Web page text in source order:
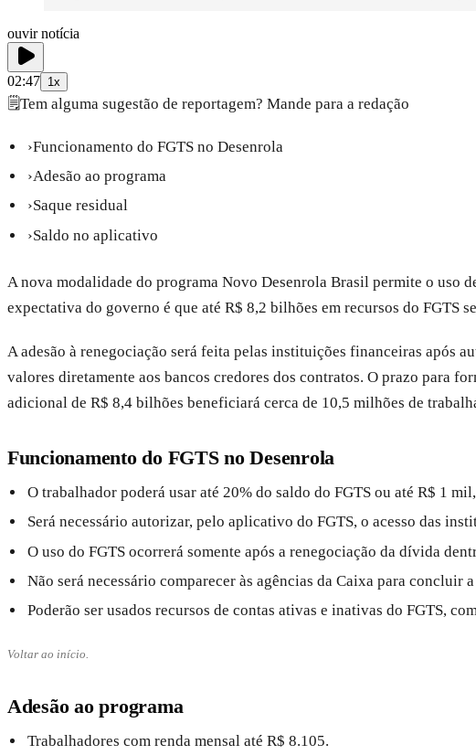
ouvir notícia
02:47 1x
🗒️Tem alguma sugestão de reportagem? Mande para a redação
›Funcionamento do FGTS no Desenrola
›Adesão ao programa
›Saque residual
›Saldo no aplicativo
A nova modalidade do programa Novo Desenrola Brasil permite o uso
expectativa do governo é que até R$ 8,2 bilhões em recursos do
A adesão à renegociação será feita pelas instituições financeiras após
valores diretamente aos bancos credores dos contratos. O prazo para
adicional de R$ 8,4 bilhões beneficiará cerca de 10,5 milhões de
Funcionamento do FGTS no Desenrola
O trabalhador poderá usar até 20% do saldo do FGTS ou até R$ 1
Será necessário autorizar, pelo aplicativo do FGTS, o acesso das
O uso do FGTS ocorrerá somente após a renegociação da dívida
Não será necessário comparecer às agências da Caixa para concluir
Poderão ser usados recursos de contas ativas e inativas do FGTS,
Voltar ao início.
Adesão ao programa
Trabalhadores com renda mensal até R$ 8.105.